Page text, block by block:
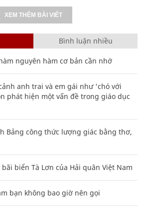
XEM THÊM BÀI VIẾT
Bình luận nhiều
nguyên hàm cơ bản cần nhớ
anh trai và em gái như 'chó với
phát hiện một vấn đề trong giáo dục
Bảng công thức lượng giác bằng thơ,
biển Tà Lơn của Hải quân Việt Nam
bạn không bao giờ nên gọi